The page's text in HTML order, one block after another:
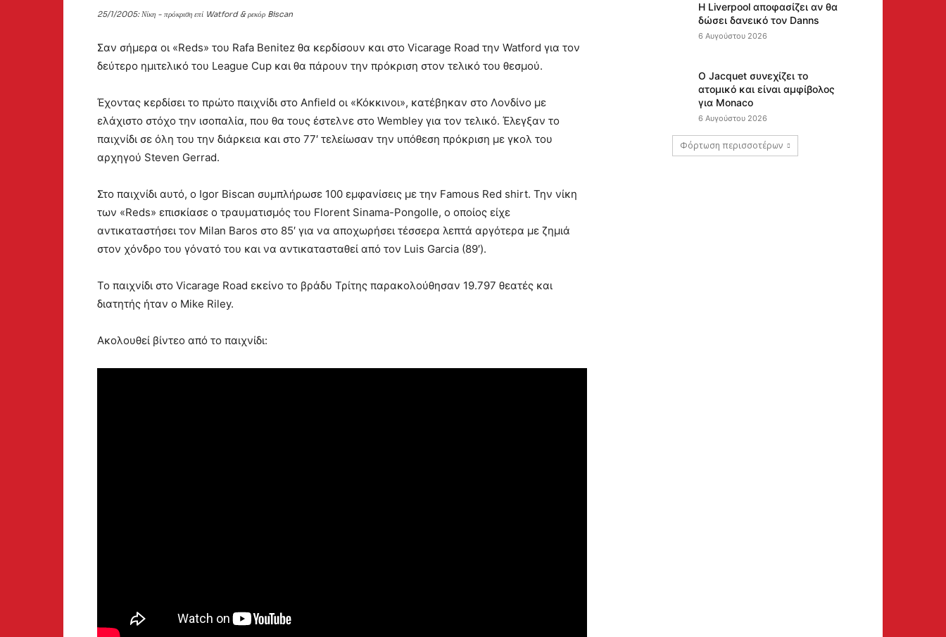
25/1/2005: Νίκη - πρόκριση επί Watford & ρεκόρ Biscan
Σαν σήμερα οι «Reds» του Rafa Benitez θα κερδίσουν και στο Vicarage Road την Watford για τον
δεύτερο ημιτελικό του League Cup και θα πάρουν την πρόκριση στον τελικό του θεσμού.
Έχοντας κερδίσει το πρώτο παιχνίδι στο Anfield οι «Κόκκινοι», κατέβηκαν στο Λονδίνο με
ελάχιστο στόχο την ισοπαλία, που θα τους έστελνε στο Wembley για τον τελικό. Έλεγξαν το
παιχνίδι σε όλη του την διάρκεια και στο 77′ τελείωσαν την υπόθεση πρόκριση με γκολ του
αρχηγού Steven Gerrad.
Στο παιχνίδι αυτό, ο Igor Biscan συμπλήρωσε 100 εμφανίσεις με την Famous Red shirt. Την νίκη
των «Reds» επισκίασε ο τραυματισμός του Florent Sinama-Pongolle, ο οποίος είχε
αντικαταστήσει τον Milan Baros στο 85′ για να αποχωρήσει τέσσερα λεπτά αργότερα με ζημιά
στον χόνδρο του γόνατό του και να αντικατασταθεί από τον Luis Garcia (89′).
Το παιχνίδι στο Vicarage Road εκείνο το βράδυ Τρίτης παρακολούθησαν 19.797 θεατές και
διατητής ήταν ο Mike Riley.
Ακολουθεί βίντεο από το παιχνίδι:
Η Liverpool αποφασίζει αν θα
δώσει δανεικό τον Danns
6 Αυγούστου 2026
Ο Jacquet συνεχίζει το
ατομικό και είναι αμφίβολος
για Monaco
6 Αυγούστου 2026
Φόρτωση περισσοτέρων